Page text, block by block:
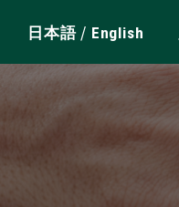
日本語/ English